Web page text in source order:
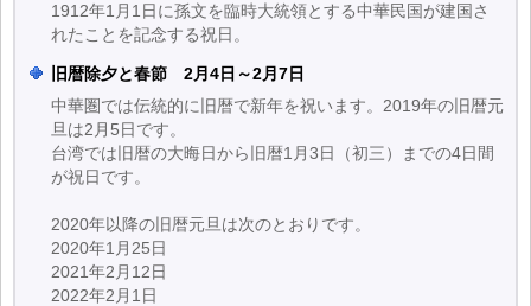
1912年1月1日に孫文を臨時大統領とする中華民国が建国さ
れたことを記念する祝日。
旧暦除夕と春節 2月4日～2月7日
中華圏では伝統的に旧暦で新年を祝います。2019年の旧暦元
旦は2月5日です。
台湾では旧暦の大晦日から旧暦1月3日（初三）までの4日間
が祝日です。
2020年以降の旧暦元旦は次のとおりです。
2020年1月25日
2021年2月12日
2022年2月1日